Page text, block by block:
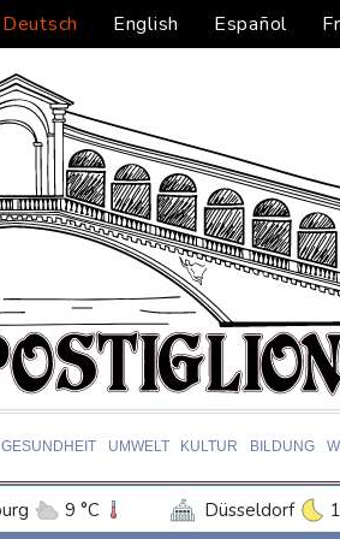
Deutsch English Español
GESUNDHEIT UMWELT KULTUR BILDUNG
9 °C Düsseldorf